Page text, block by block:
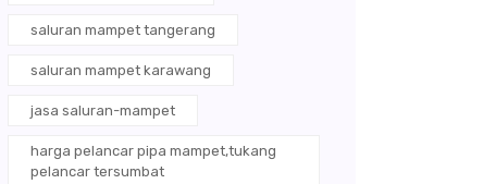
saluran mampet tangerang
saluran mampet karawang
jasa saluran-mampet
harga pelancar pipa mampet,tukang
pelancar tersumbat